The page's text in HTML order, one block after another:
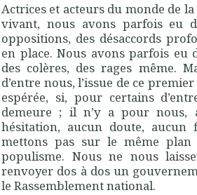
Actrices et acteurs du monde de
vivant, nous avons parfois eu
oppositions, des désaccords
en place. Nous avons parfois eu
des colères, des rages même.
d’entre nous, l’issue de ce
espérée, si, pour certains
demeure ; il n’y a pour nous,
hésitation, aucun doute, aucun
mettons pas sur le même
populisme. Nous ne nous
renvoyer dos à dos un
le Rassemblement national.